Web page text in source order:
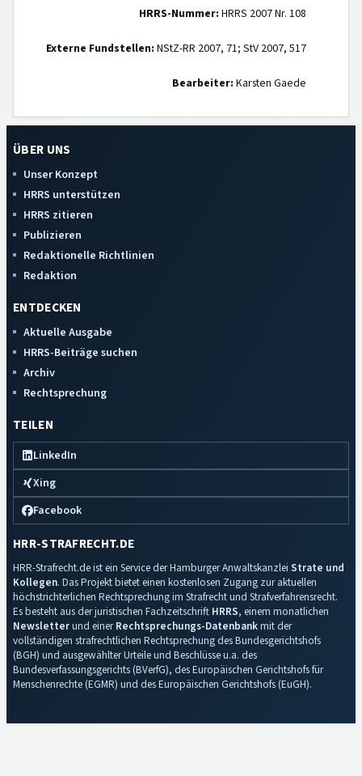
HRRS-Nummer: HRRS 2007 Nr. 108
Externe Fundstellen: NStZ-RR 2007, 71; StV 2007, 517
Bearbeiter: Karsten Gaede
ÜBER UNS
Unser Konzept
HRRS unterstützen
HRRS zitieren
Publizieren
Redaktionelle Richtlinien
Redaktion
ENTDECKEN
Aktuelle Ausgabe
HRRS-Beiträge suchen
Archiv
Rechtsprechung
TEILEN
LinkedIn
Xing
Facebook
HRR-STRAFRECHT.DE
HRR-Strafrecht.de ist ein Service der Hamburger Anwaltskanzlei Strate und
Kollegen. Das Projekt bietet einen kostenlosen Zugang zur aktuellen
höchstrichterlichen Rechtsprechung im Strafrecht und Strafverfahrensrecht.
Es besteht aus der juristischen Fachzeitschrift HRRS, einem monatlichen
Newsletterund einerRechtsprechungs-Datenbankmit der
vollständigen strafrechtlichen Rechtsprechung des Bundesgerichtshofs
(BGH) und ausgewählter Urteile und Beschlüsse u.a. des
Bundesverfassungsgerichts (BVerfG), des Europäischen Gerichtshofs für
Menschenrechte (EGMR) und des Europäischen Gerichtshofs (EuGH).